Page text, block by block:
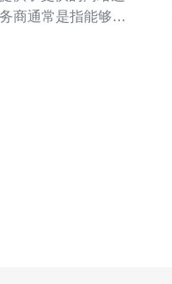
商通常是指能够提
是企业还是个人用